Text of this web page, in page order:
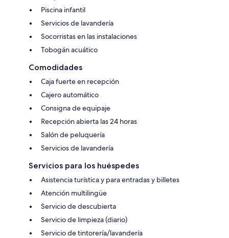
Piscina infantil
Servicios de lavandería
Socorristas en las instalaciones
Tobogán acuático
Comodidades
Caja fuerte en recepción
Cajero automático
Consigna de equipaje
Recepción abierta las 24 horas
Salón de peluquería
Servicios de lavandería
Servicios para los huéspedes
Asistencia turística y para entradas y billetes
Atención multilingüe
Servicio de descubierta
Servicio de limpieza (diario)
Servicio de tintorería/lavandería